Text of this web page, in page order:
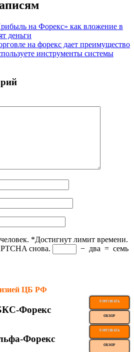
на Форекс» как вложение в
деньги
на форекс дает преимущество
инструменты системы
*Достигнут лимит времени.
снова.
− два = семь
ЦБ РФ
Форекс
ТОРГОВАТЬ
ОБЗОР
Форекс
ТОРГОВАТЬ
ОБЗОР